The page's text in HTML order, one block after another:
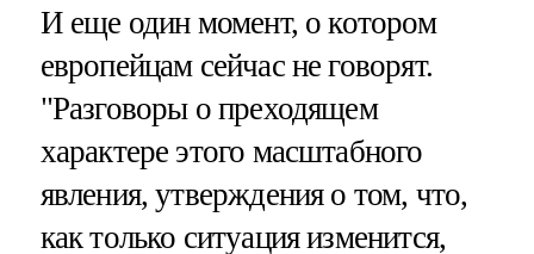
И еще один момент, о котором
европейцам сейчас не говорят.
"Разговоры о преходящем
характере этого масштабного
явления, утверждения о том, что,
как только ситуация изменится,